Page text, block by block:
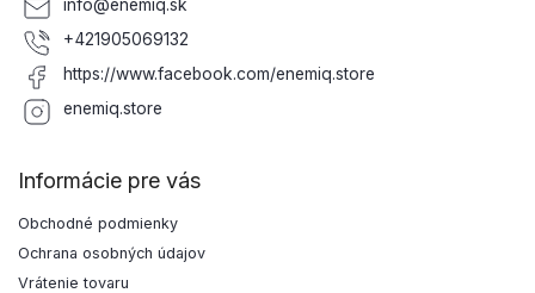
info@enemiq.sk
+421905069132
https://www.facebook.com/enemiq.store
enemiq.store
Informácie pre vás
Obchodné podmienky
Ochrana osobných údajov
Vrátenie tovaru